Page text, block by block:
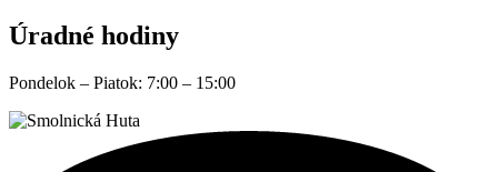
Úradné hodiny
Pondelok – Piatok: 7:00 – 15:00